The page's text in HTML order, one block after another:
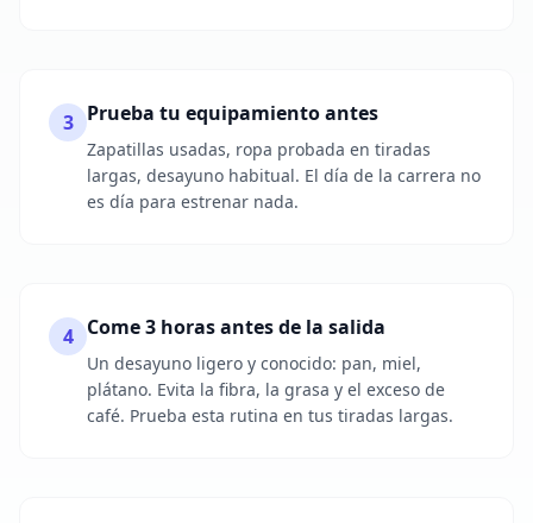
3 Prueba tu equipamiento antes
Zapatillas usadas, ropa probada en tiradas
largas, desayuno habitual. El día de la carrera no
es día para estrenar nada.
4 Come 3 horas antes de la salida
Un desayuno ligero y conocido: pan, miel,
plátano. Evita la fibra, la grasa y el exceso de
café. Prueba esta rutina en tus tiradas largas.